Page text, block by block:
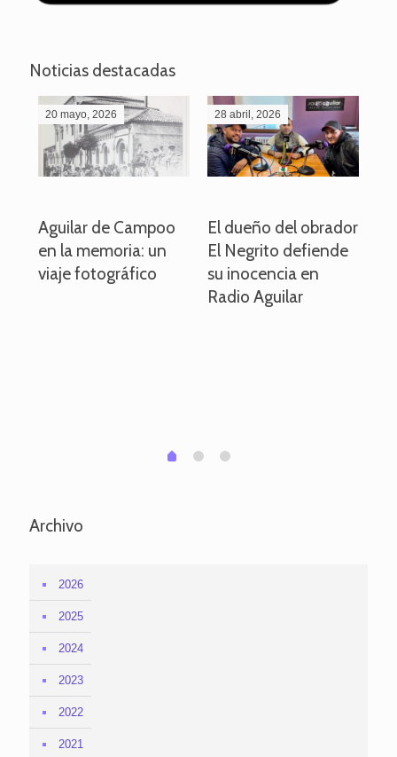
Noticias destacadas
20 mayo, 2026
Aguilar de Campoo
en la memoria: un
viaje fotográfico
28 abril, 2026
El dueño del obrador
El Negrito defiende
su inocencia en
Radio Aguilar
0 1 2
Archivo
2026
2025
2024
2023
2022
2021